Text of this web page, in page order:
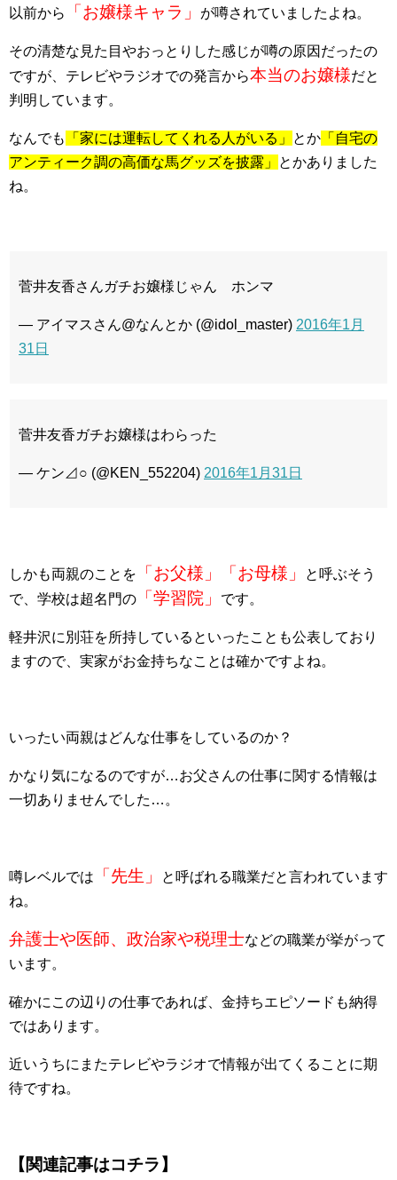
以前から 「お嬢様キャラ」 が噂されていましたよね。
その清楚な見た目やおっとりした感じが噂の原因だったの
ですが、テレビやラジオでの発言から本当のお嬢様だと
判明しています。
なんでも 「家には運転してくれる人がいる」 とか 「自宅の
アンティーク調の高価な馬グッズを披露」
とかありました
ね。
菅井友香さんガチお嬢様じゃん ホンマ
— アイマスさん@なんとか (@idol_master) 2016年1月
31日
菅井友香ガチお嬢様はわらった
— ケン⊿○ (@KEN_552204) 2016年1月31日
しかも両親のことを 「お父様」「お母様」
と呼ぶそう
で、学校は超名門の
「学習院」 です。
軽井沢に別荘を所持しているといったことも公表しており
ますので、実家がお金持ちなことは確かですよね。
いったい両親はどんな仕事をしているのか？
かなり気になるのですが…お父さんの仕事に関する情報は
一切ありませんでした…。
噂レベルでは 「先生」
と呼ばれる職業だと言われています
ね。
弁護士や医師、政治家や税理士などの職業が挙がって
います。
確かにこの辺りの仕事であれば、金持ちエピソードも納得
ではあります。
近いうちにまたテレビやラジオで情報が出てくることに期
待ですね。
【関連記事はコチラ】